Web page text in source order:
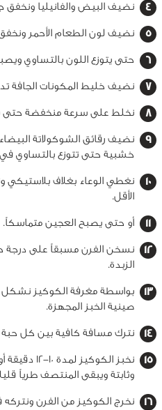
نضيف البيض والفانيليا
نضيف لون الطعام الأحمر
حتى يتوزع اللون بالتساوي
نضيف خليط المكونات الجافة
نخلط على سرعة منخفضة حتى
نضيف رقائق الشوكولاتة
خشبية حتى تتوزع بالتساوي
نغطي الوعاء بغلاف بلاستيكي
الأقل.
أو حتى يصبح العجين متماسكاً.
الزبدة.
بواسطة مغرفة الكوكيز
صينية الخبز المجهزة.
نترك مسافة كافية بين كل حبة
نخبز
وثابتة ويبقى المنتصف طرياً